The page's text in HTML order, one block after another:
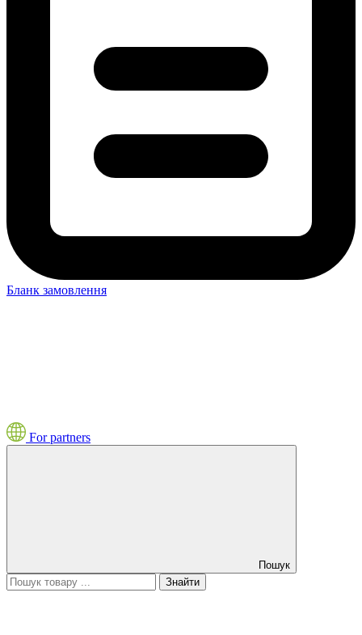
Бланк замовлення
For partners
Пошук
Знайти